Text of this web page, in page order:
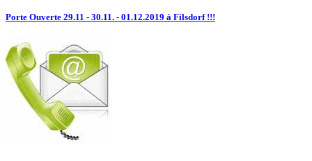
Porte Ouverte 29.11 - 30.11. - 01.12.2019 à Filsdorf !!!